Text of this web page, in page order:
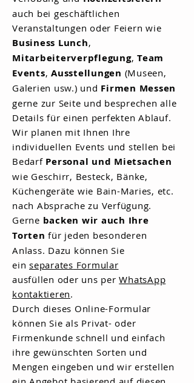
auch bei geschäftlichen
Veranstaltungen oder Feiern wie
Business Lunch,
Mitarbeiterverpflegung, Team
Events, Ausstellungen (Museen,
Galerien usw.) und Firmen Messen
gerne zur Seite und besprechen alle
Details für einen perfekten Ablauf.
Wir planen mit Ihnen Ihre
individuellen Events und stellen bei
Bedarf Personal und Mietsachen
wie Geschirr, Besteck, Bänke,
Küchengeräte wie Bain-Maries, etc.
nach Absprache zu Verfügung.
Gerne backen wir auch Ihre
Torten für jeden besonderen
Anlass. Dazu können Sie
ein separates Formular
ausfüllen oder uns perWhatsApp
kontaktieren.
Durch dieses Online-Formular
können Sie als Privat- oder
Firmenkunde schnell und einfach
ihre gewünschten Sorten und
Mengen eingeben und wir erstellen